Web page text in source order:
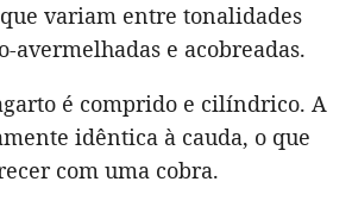
variam entre tonalidades
avermelhadas e acobreadas.
é comprido e cilíndrico. A
idêntica à cauda, o que
com uma cobra.